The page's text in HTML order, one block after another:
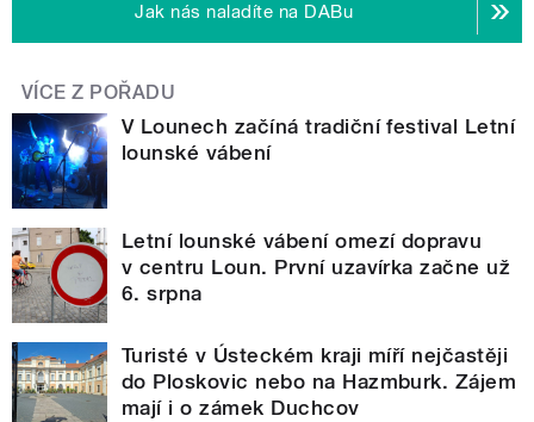
Jak nás naladíte na DABu
VÍCE Z POŘADU
V Lounech začíná tradiční festival Letní
lounské vábení
Letní lounské vábení omezí dopravu
v centru Loun. První uzavírka začne už
6. srpna
Turisté v Ústeckém kraji míří nejčastěji
do Ploskovic nebo na Hazmburk. Zájem
mají i o zámek Duchcov